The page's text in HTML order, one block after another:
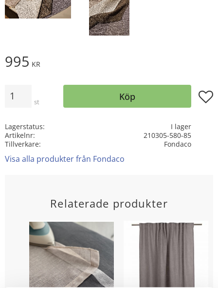
995 KR
st Köp
Lagerstatus
I lager
Artikelnr
210305-580-85
Tillverkare
Fondaco
Visa alla produkter från Fondaco
Relaterade produkter